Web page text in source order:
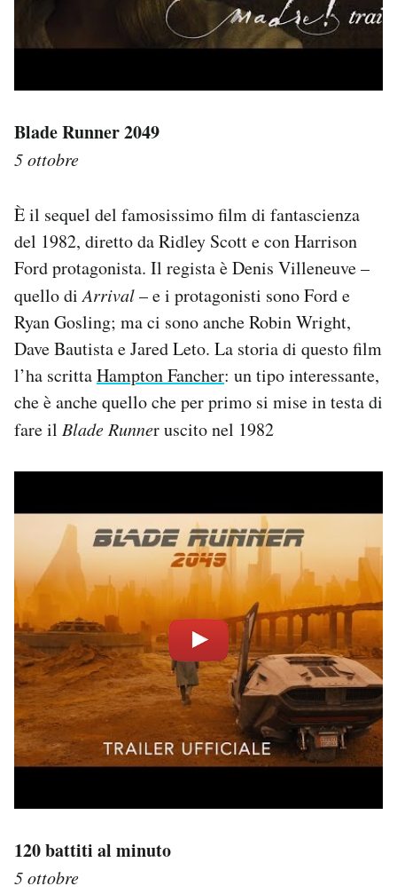
Blade Runner 2049
5 ottobre
È il sequel del famosissimo film di fantascienza
del 1982, diretto da Ridley Scott e con Harrison
Ford protagonista. Il regista è Denis Villeneuve –
quello diArrival– e i protagonisti sono Ford e
Ryan Gosling; ma ci sono anche Robin Wright,
Dave Bautista e Jared Leto. La storia di questo film
l’ha scrittaHampton Fancher: un tipo interessante,
che è anche quello che per primo si mise in testa di
fare il Blade Runner uscito nel 1982
120 battiti al minuto
5 ottobre